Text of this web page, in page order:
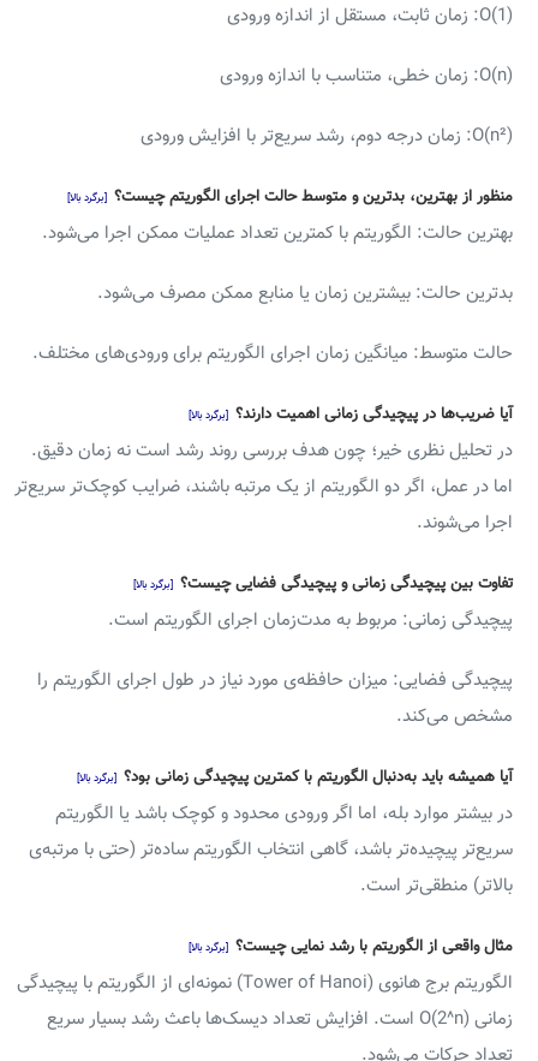
O(1): زمان ثابت، مستقل از اندازه ورودی
O(n): زمان خطی، متناسب با اندازه ورودی
O(n²): زمان درجه دوم، رشد سریع‌تر با افزایش ورودی
منظور از بهترین، بدترین و متوسط حالت اجرای الگوریتم چیست؟ [برگرد بالا]
بهترین حالت: الگوریتم با کمترین تعداد عملیات ممکن اجرا می‌شود.
بدترین حالت: بیشترین زمان یا منابع ممکن مصرف می‌شود.
حالت متوسط: میانگین زمان اجرای الگوریتم برای ورودی‌های مختلف.
آیا ضریب‌ها در پیچیدگی زمانی اهمیت دارند؟ [برگرد بالا]
در تحلیل نظری خیر؛ چون هدف بررسی روند رشد است نه زمان دقیق.
اما در عمل، اگر دو الگوریتم از یک مرتبه باشند، ضرایب کوچک‌تر سریع‌تر
اجرا می‌شوند.
تفاوت بین پیچیدگی زمانی و پیچیدگی فضایی چیست؟ [برگرد بالا]
پیچیدگی زمانی: مربوط به مدت‌زمان اجرای الگوریتم است.
پیچیدگی فضایی: میزان حافظه‌ی مورد نیاز در طول اجرای الگوریتم را
مشخص می‌کند.
آیا همیشه باید به‌دنبال الگوریتم با کمترین پیچیدگی زمانی بود؟ [برگرد بالا]
در بیشتر موارد بله، اما اگر ورودی محدود و کوچک باشد یا الگوریتم
سریع‌تر پیچیده‌تر باشد، گاهی انتخاب الگوریتم ساده‌تر (حتی با مرتبه‌ی
بالاتر) منطقی‌تر است.
مثال واقعی از الگوریتم با رشد نمایی چیست؟ [برگرد بالا]
الگوریتم برج هانوی (Tower of Hanoi) نمونه‌ای از الگوریتم با پیچیدگی
زمانی O(2^n) است. افزایش تعداد دیسک‌ها باعث رشد بسیار سریع
تعداد حرکات می‌شود.